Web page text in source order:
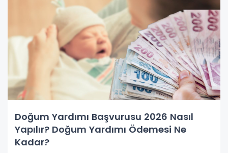
Doğum Yardımı Başvurusu 2026 Nasıl
Yapılır? Doğum Yardımı Ödemesi Ne
Kadar?